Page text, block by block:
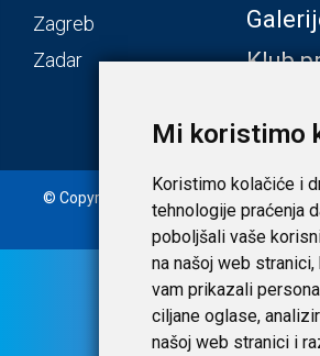
Mi koristimo
Koristimo kolačiće i
tehnologije praćenja
poboljšali vaše
na našoj web
vam prikazali
ciljane oglase,
našoj web stranici i
Zagreb
Zadar
Klub
© Copyright 2020. Laudato d.o.o. | Tečaj
7,53450 HRK | Uvjeti i